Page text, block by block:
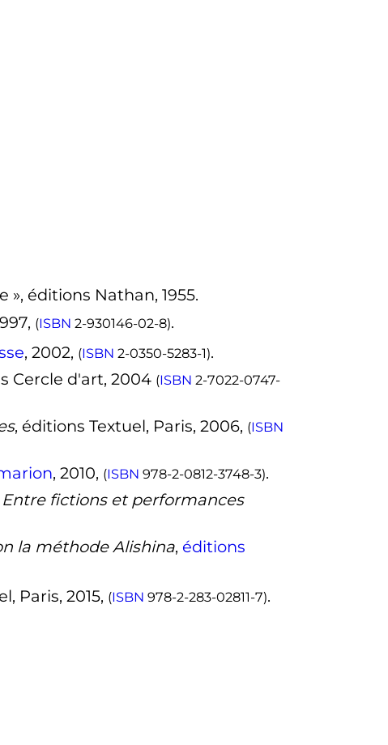
», éditions Nathan, 1955.
(ISBN 2-930146-02-8).
, 2002, (ISBN 2-0350-5283-1).
Cercle d'art, 2004 (ISBN 2-7022-0747-
, éditions Textuel, Paris, 2006, (ISBN
, 2010, (ISBN 978-2-0812-3748-3).
fictions et performances
la méthode Alishina, éditions
Paris, 2015, (ISBN 978-2-283-02811-7).